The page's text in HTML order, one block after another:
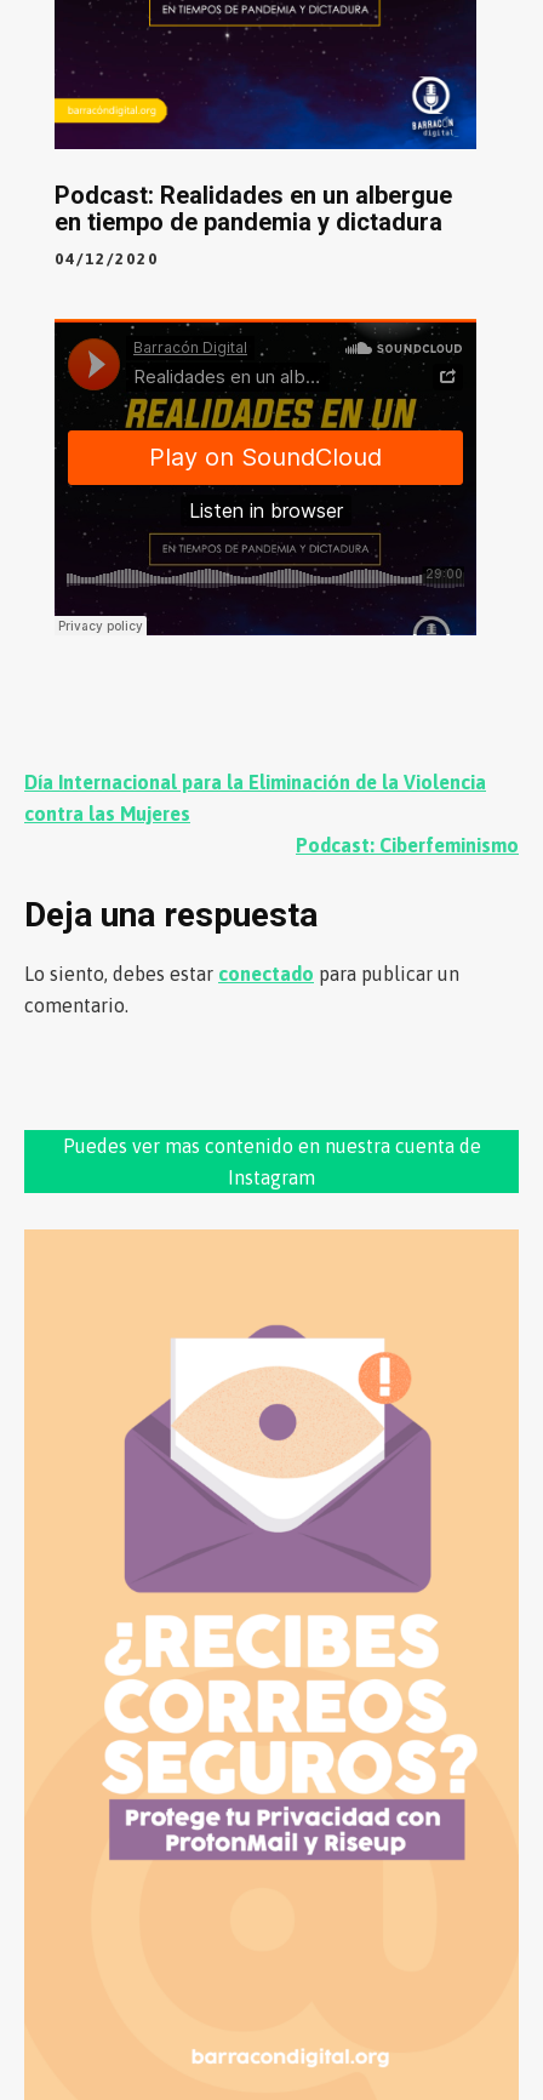
Podcast: Realidades en un albergue
en tiempo de pandemia y dictadura
04/12/2020
Navegación
de
Día Internacional para la Eliminación de la Violencia
contra las Mujeres
Podcast: Ciberfeminismo
Deja una respuesta
Lo siento, debes estar conectado para publicar un
comentario.
Puedes ver mas contenido en nuestra cuenta de
Instagram